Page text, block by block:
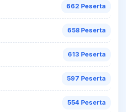
662 Peserta
658 Peserta
613 Peserta
597 Peserta
554 Peserta